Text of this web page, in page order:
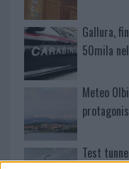
Gallura,
50mila
Meteo
Test